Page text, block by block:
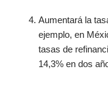
Aumentará la
ejemplo, en
tasas de
14,3% en dos